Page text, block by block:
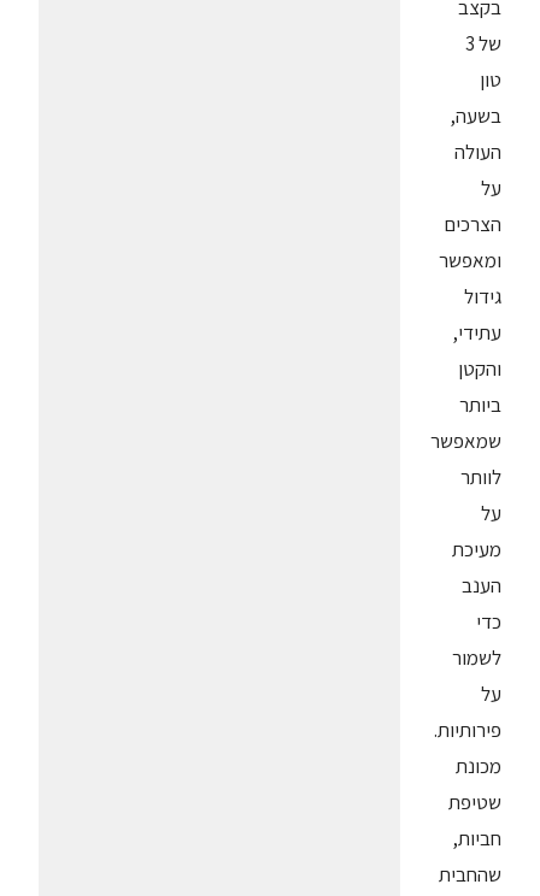
בקצב
של 3
טון
בשעה,
העולה
על
הצרכים
ומאפשר
גידול
עתידי,
והקטן
ביותר
שמאפשר
לוותר
על
מעיכת
הענב
כדי
לשמור
על
פירותיות.
מכונת
שטיפת
חביות,
שהחבית